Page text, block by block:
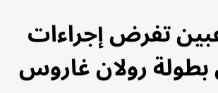
تفرض إجراءات
رولان غاروس